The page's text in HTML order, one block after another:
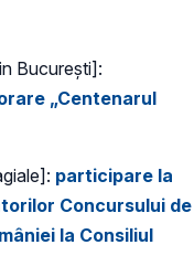
București]:
„Centenarul
participare la
Concursului de
la Consiliul